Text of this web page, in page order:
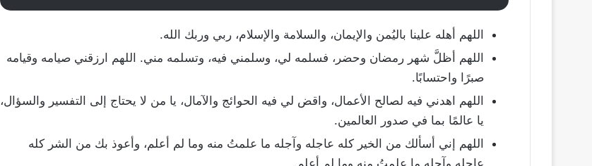
اللهم أهله علينا باليُمن والإيمان، والسلامة والإسلام، ربي وربك الله.
اللهم أظلَّ شهر رمضان وحضر، فسلمه لي، وسلمني فيه، وتسلمه مني. اللهم ارزقني صيامه وقيامه
صبرًا واحتسابًا.
اللهم اهدني فيه لصالح الأعمال، واقض لي فيه الحوائج والآمال، يا من لا يحتاج إلى التفسير والسؤال،
يا عالمًا بما في صدور العالمين.
اللهم إني أسألك من الخير كله عاجله وآجله ما علمتُ منه وما لم أعلم، وأعوذ بك من الشر كله
عاجله وآجله ما علمتُ منه وما لم أعلم.